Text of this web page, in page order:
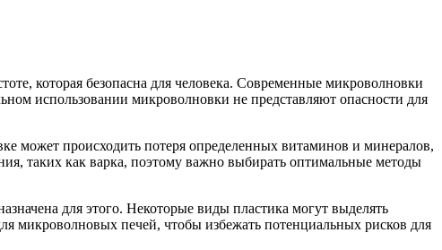
которая безопасна для человека. Современные микроволновки
использовании микроволновки не представляют опасности для
может происходить потеря определенных витаминов и минералов,
таких как варка, поэтому важно выбирать оптимальные методы
для этого. Некоторые виды пластика могут выделять
микроволновых печей, чтобы избежать потенциальных рисков для